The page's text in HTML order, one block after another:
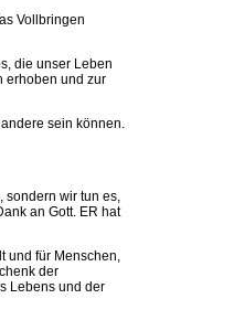
Vollbringen
die unser Leben
erhoben und zur
sein können.
sondern wir tun es,
an Gott. ER hat
und für Menschen,
der
Lebens und der